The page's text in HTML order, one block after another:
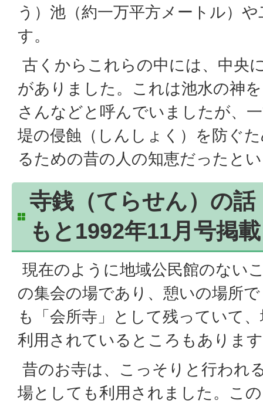
う）池（約一万平方メートル）
す。
古くからこれらの中には、中央
がありました。これは池水の神
さんなどと呼んでいましたが、
堤の侵蝕（しんしょく）を防ぐ
るための昔の人の知恵だったと
寺銭（てらせん）の
もと1992年11月号掲
現在のように地域公民館のない
の集会の場であり、憩いの場所
も「会所寺」として残っていて
利用されているところもありま
昔のお寺は、こっそりと行われ
場としても利用されました。こ